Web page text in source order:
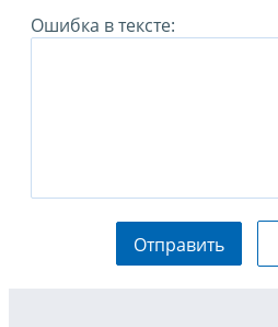
Ошибка в тексте:
Отправить